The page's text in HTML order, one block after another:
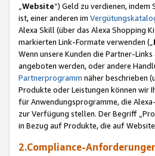
Website“) Geld zu verdienen, indem
ist, einer anderen im
Alexa Skill (über das Alexa Shopping
markierten Link-Formate verwenden („
Wenn unsere Kunden die Partner-
angeboten werden, oder andere
Partnerprogramm näher beschrieben
Produkte oder Leistungen können wir
für Anwendungsprogramme, die
zur Verfügung stellen. Der Begriff
in Bezug auf Produkte, die auf
2.Compliance-